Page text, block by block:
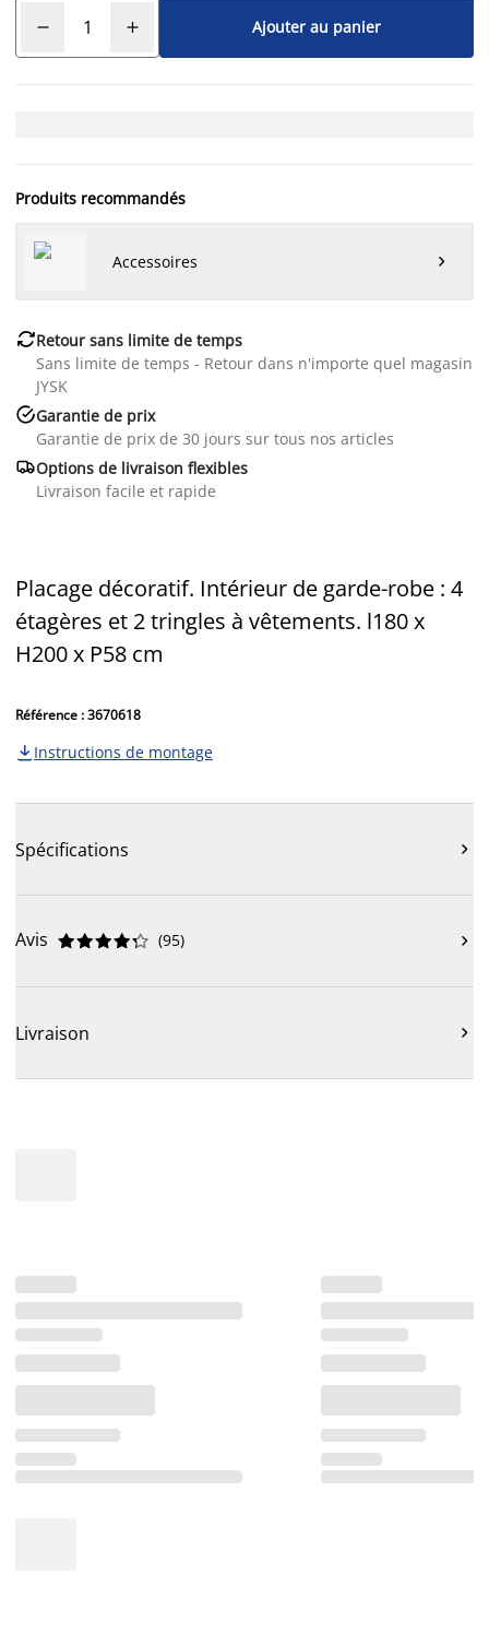
Ajouter au panier
Produits recommandés
Accessoires 
Retour sans limite de temps
Sans limite de temps - Retour dans n'importe quel magasin
JYSK
Garantie de prix
Garantie de prix de 30 jours sur tous nos articles
Options de livraison flexibles
Livraison facile et rapide
Placage décoratif. Intérieur de garde-robe : 4
étagères et 2 tringles à vêtements. l180 x
H200 x P58 cm
Référence : 3670618
 Instructions de montage
Spécifications 
Avis 




 (95) 
Livraison 